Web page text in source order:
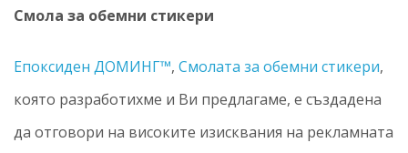
Смола за обемни стикери
Епоксиден ДОМИНГ™, Смолата за обемни стикери,
която разработихме и Ви предлагаме, е създадена
да отговори на високите изисквания на рекламната